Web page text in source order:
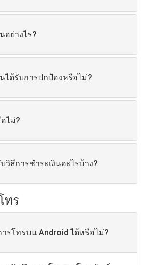
อย่างไร?
ด้รับการปกป้องหรือไม่?
ไม่?
วิธีการชำระเงินอะไรบ้าง?
ทร
โทรบน Android ได้หรือไม่?